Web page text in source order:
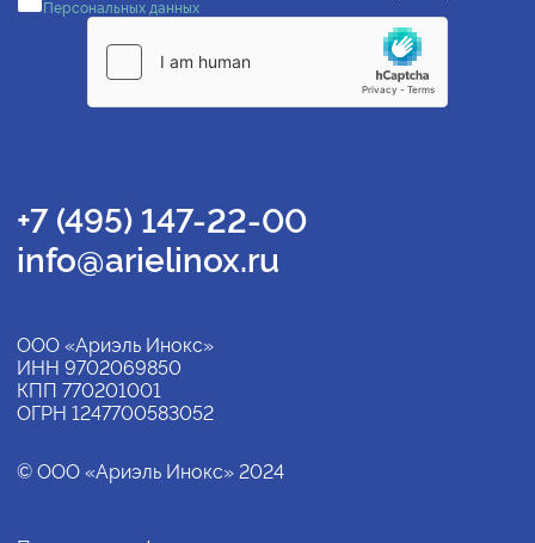
Персональных данных
+7 (495) 147-22-00
info@arielinox.ru
ООО «Ариэль Инокс»
ИНН 9702069850
КПП 770201001
ОГРН 1247700583052
© ООО «Ариэль Инокс» 2024